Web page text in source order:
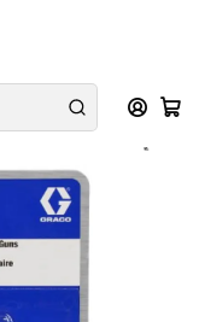
SG20 Y SGPRO